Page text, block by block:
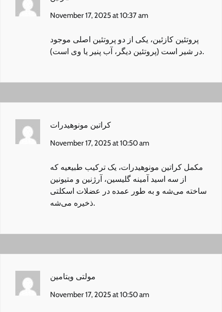
November 17, 2025 at 10:37 am
پروتئین کازئین، یکی از دو پروتئین اصلی موجود
در شیر است (پروتئین دیگر، آب پنیر یا وی است).
کراتین مونوهیدرات
November 17, 2025 at 10:50 am
مکمل کراتین مونوهیدرات، یک ترکیب طبیعیه که
از سه اسید آمینه گلیسین، آرژنین و متیونین
ساخته می‌شه و به طور عمده در عضلات اسکلتی
ذخیره می‌شه.
November 17, 2025 at 10:50 am